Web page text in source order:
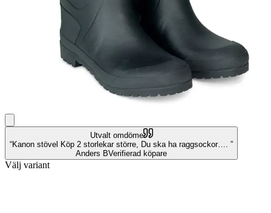
Utvalt omdöme
Kanon stövel Köp 2 storlekar större, Du ska ha raggsockor….
Anders BVerifierad köpare
Välj variant